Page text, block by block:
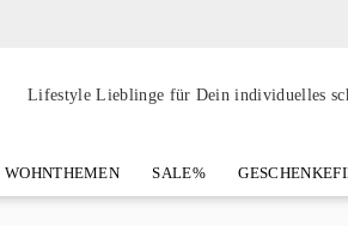
Lifestyle Lieblinge für Dein individuelles
WOHNTHEMEN SALE%